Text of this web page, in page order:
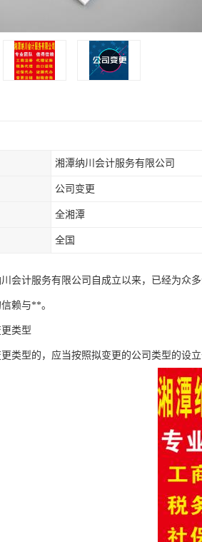
湘潭纳川会计服务有限公司
公司变更
全湘潭
全国
会计服务有限公司自成立以来，已经为众
赖与**。
类型
类型的，应当按照拟变更的公司类型的设